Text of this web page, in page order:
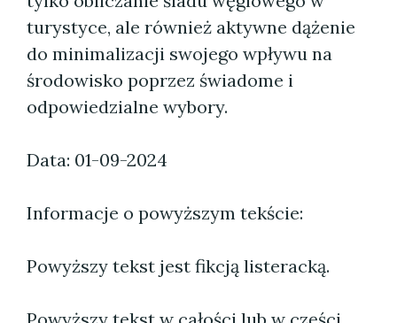
turystyce, ale również aktywne dążenie
do minimalizacji swojego wpływu na
środowisko poprzez świadome i
odpowiedzialne wybory.
Data: 01-09-2024
Informacje o powyższym tekście:
Powyższy tekst jest fikcją listeracką.